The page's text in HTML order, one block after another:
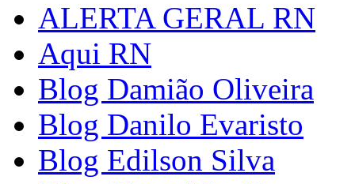
ALERTA GERAL RN
Aqui RN
Blog Damião Oliveira
Blog Danilo Evaristo
Blog Edilson Silva